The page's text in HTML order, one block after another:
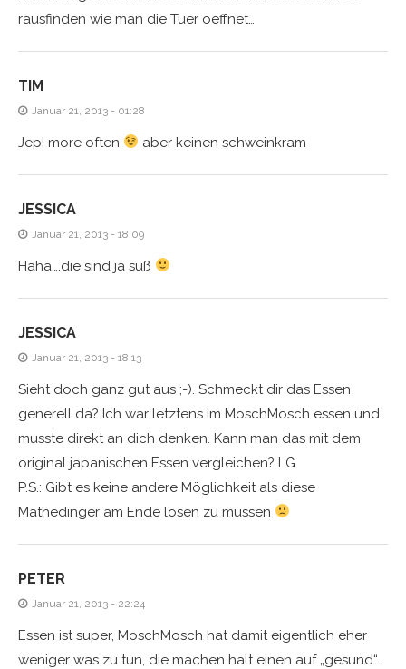
rausfinden wie man die Tuer oeffnet…
TIM
Januar 21, 2013 - 01:28
Jep! more often aber keinen schweinkram
JESSICA
Januar 21, 2013 - 18:09
Haha….die sind ja süß
JESSICA
Januar 21, 2013 - 18:13
Sieht doch ganz gut aus ;-). Schmeckt dir das Essen
generell da? Ich war letztens im MoschMosch essen und
musste direkt an dich denken. Kann man das mit dem
original japanischen Essen vergleichen? LG
P.S.: Gibt es keine andere Möglichkeit als diese
Mathedinger am Ende lösen zu müssen
PETER
Januar 21, 2013 - 22:24
Essen ist super, MoschMosch hat damit eigentlich eher
weniger was zu tun, die machen halt einen auf „gesund“.